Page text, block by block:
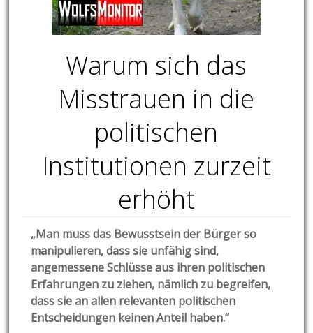
Warum sich das
Misstrauen in die
politischen
Institutionen zurzeit
erhöht
„Man muss das Bewusstsein der Bürger so
manipulieren, dass sie unfähig sind,
angemessene Schlüsse aus ihren politischen
Erfahrungen zu ziehen, nämlich zu begreifen,
dass sie an allen relevanten politischen
Entscheidungen keinen Anteil haben.“